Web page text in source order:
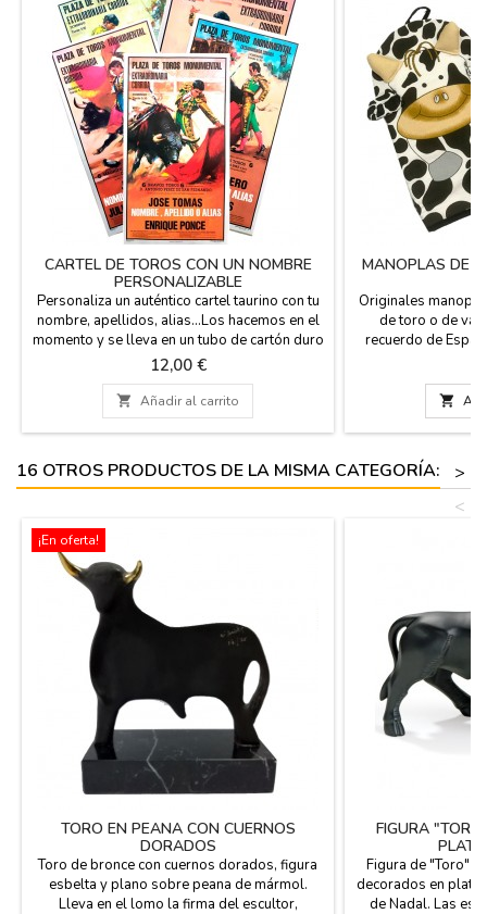
CARTEL DE TOROS CON UN NOMBRE
PERSONALIZABLE
Personaliza un auténtico cartel taurino con tu
nombre, apellidos, alias...Los hacemos en el
momento y se lleva en un tubo de cartón duro
para su protección y comodidad a la hora de
viajar en la maleta, esta impreso en plotter de
tinta de color negro. Medidas: 53 x 97 cm,
papel de 80 gms. impreso en plotter.
Introduce tu nombre, apellido o alias en el...
Precio
12,00 €
 Añadir al carrito
MANOPLAS DE
Originales
de toro o de
recuerdo de
sacar las

16 OTROS PRODUCTOS DE LA MISMA CATEGORÍA:
>
<
¡En oferta!
TORO EN PEANA CON CUERNOS
DORADOS
Toro de bronce con cuernos dorados, figura
esbelta y plano sobre peana de mármol.
Lleva en el lomo la firma del escultor,
FIGURA
Figura de "Toro"
decorados en
de Nadal. Las